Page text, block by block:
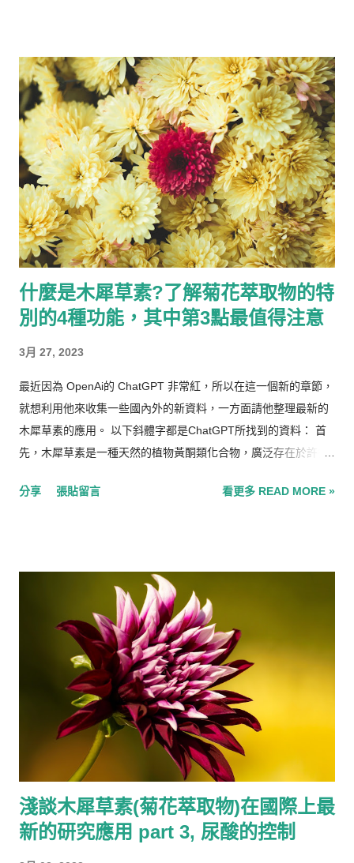
有廠商拿來做減肥的元素。 要了解甚麼是橙皮素(Hesperetin)的
話，簡單一句話就是這個多酚可以被身體利用的最小化合物型
態。首先我們從食品原料的柑橘萃取物開始下手，萃取物的來源
通常是我們隨手可得的柑橘類，如橘子、蜜柑等等，而他們的果
皮中又比果肉中含有更多的橙皮"苷"，科學家們從這些果皮中提
煉出橙皮"苷"(Hesperidin)，沒錯，我沒有打錯字，英文名稱其實
也是相當像呢~不論是從水果中吃到的或是初步提煉出來的就是就
是橙皮苷，他是一個大分子的化合物狀態，看上面的化學式就可
以知道橙皮苷是由橙皮素帶著兩個累贅的醣基，導致橙皮苷的體
積是橙皮素的兩到三倍大，我想到這邊大家都很清楚一個問題
了：分子大不好吸收!! 而且橙皮苷還有另外一個問題就是不好溶
於水，所以說就算想要透過吃很多橘子來獲得這個營養素也是很
體裡面以後，會發生兩件事情才能善加被身體利用，1. 透由身體
內原有的蛋白質酵素的作用切斷醣基讓分子變小，2. 溶解在腸液
體後讓身體容易透由水分來促進吸收率。接下來在什麼是 後生元
橙皮素 的章節，會提到如何應用現代科技來做到這兩個目標，而
提高身體利用率最重要的還是水溶性，讓人不用消化直接吸收。
有甚麼樣的功能呢? 其實在國際間，研究多酚類黃酮的科學實證
維生素P的效能，與維他命C交互作用，持續抗氧化增加免疫力，
預防感冒等疾病進入...
什麼是木犀草素?了解菊花萃取物的特
別的4種功能，其中第3點最值得注意
3月 27, 2023
最近因為 OpenAi的 ChatGPT 非常紅，所以在這一個新的章節，
就想利用他來收集一些國內外的新資料，一方面請他整理最新的
木犀草素的應用。 以下斜體字都是ChatGPT所找到的資料： 首
先，木犀草素是一種天然的植物黃酮類化合物，廣泛存在於許多
等。它具有多種生物活性，包括抗氧化、抗發炎、抗癌、抗菌、
疾，如心血管疾病、癌症等。 2. 抗發炎：木犀草素可以抑制細胞
激素的生成，減少發炎反應，有助於緩解關節炎、哮喘等疾病。
3. 保護神經：木犀草素可以減少腦部細胞損傷，改善認知功能，
對於預防和治療腦部疾病，如阿茲海默症、帕金森病等，具有一
定的作用。 4. 降低血壓：木犀草素可以抑制血管收縮，降低血
壓，對於心血管疾病患者具有一定的幫助。 總體而言，木犀草素
對人體的好處是多方面的，但是需要注意的是，目前關於木犀草
素的研究還不夠深入，需要進一步的研究和驗證。此外，如果您
有任何健康問題，請務必咨詢您的醫生，以便得到更專業的建議
和治療。 看到第3點覺得很好奇，為什麼可以保護神經，所以又
問了他： 木犀草素（luteolin），這是一種天然的生物活性化合
物，具有多種生物學功能和藥理作用。研究表明，木犀草素對保
分享 張貼留言 看更多 READ MORE »
淺談木犀草素(菊花萃取物)在國際上最
新的研究應用 part 3, 尿酸的控制